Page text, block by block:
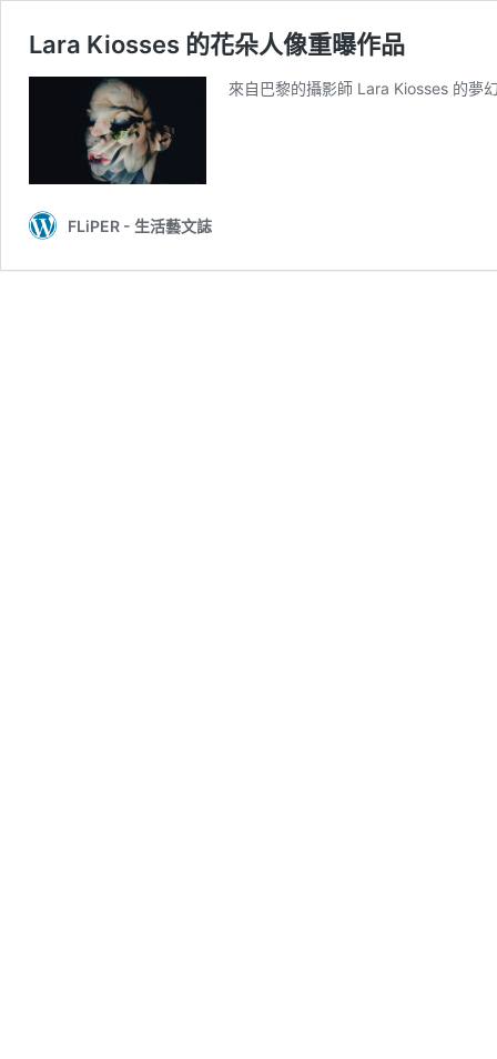
Lara Kiosses 的花朵人像重曝作品
來自巴黎的攝影師 Lara Kiosses 的夢
FLiPER - 生活藝文誌